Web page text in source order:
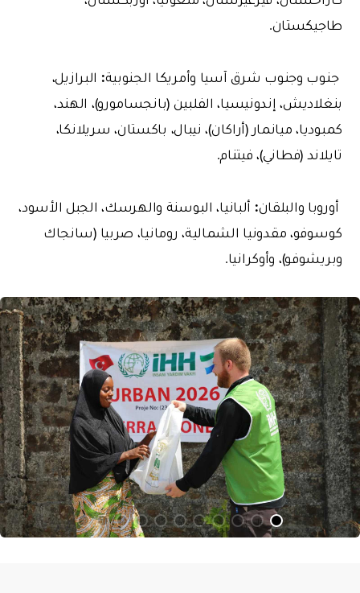
طاجيكستان.
جنوب وجنوب شرقآسيا وأمريكا الجنوبية: البرازيل،
بنغلاديش، إندونيسيا، الفلبين (بانجسامورو)، الهند،
كمبوديا، ميانمار (أراكان)، نيبال، باكستان، سريلانكا،
تايلاند (فطاني)، فيتنام.
أوروبا والبلقان: ألبانيا، البوسنة والهرسك، الجبل الأسود،
كوسوفو، مقدونيا الشمالية، رومانيا، صربيا (سانجاك
وبريشوفو)، وأوكرانيا.